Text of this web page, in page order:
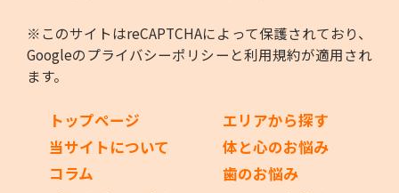
※このサイトはreCAPTCHAによって保護されており、
Googleのプライバシーポリシー と利用規約が適用され
ます。
トップページ
当サイトについて
コラム
エリアから探す
体と心のお悩み
歯のお悩み